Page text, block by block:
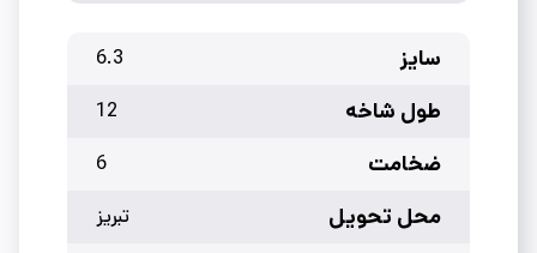
سایز 6.3
طول شاخه 12
ضخامت 6
محل تحویل تبریز